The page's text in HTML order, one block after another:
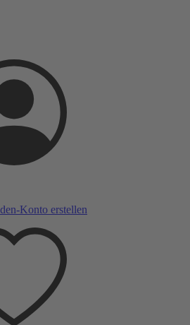
Konto erstellen